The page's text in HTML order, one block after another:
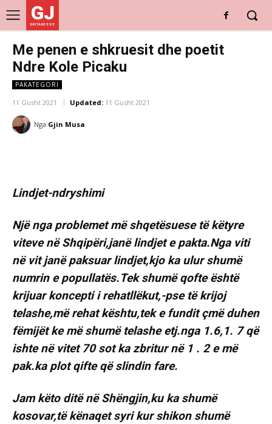
GJ
DRITARE E RE
Me penen e shkruesit dhe poetit
Ndre Kole Picaku
PAKATEGORI
11 Gusht 2021 Updated: 11 Gusht 2021
Nga Gjin Musa
Lindjet-ndryshimi
Një nga problemet më shqetësuese të këtyre
viteve në Shqipëri,janë lindjet e pakta.Nga viti
në vit janë paksuar lindjet,kjo ka ulur shumë
numrin e popullatës.Tek shumë qofte është
krijuar koncepti i rehatllëkut,-pse të krijoj
telashe,më rehat kështu,tek e fundit çmë duhen
fëmijët ke më shumë telashe etj.nga 1.6,1. 7 që
ishte në vitet 70 sot ka zbritur në 1 . 2 e më
pak.ka plot qifte që slindin fare.
Jam këto ditë në Shëngjin,ku ka shumë
kosovar,të kënaqet syri kur shikon shumë